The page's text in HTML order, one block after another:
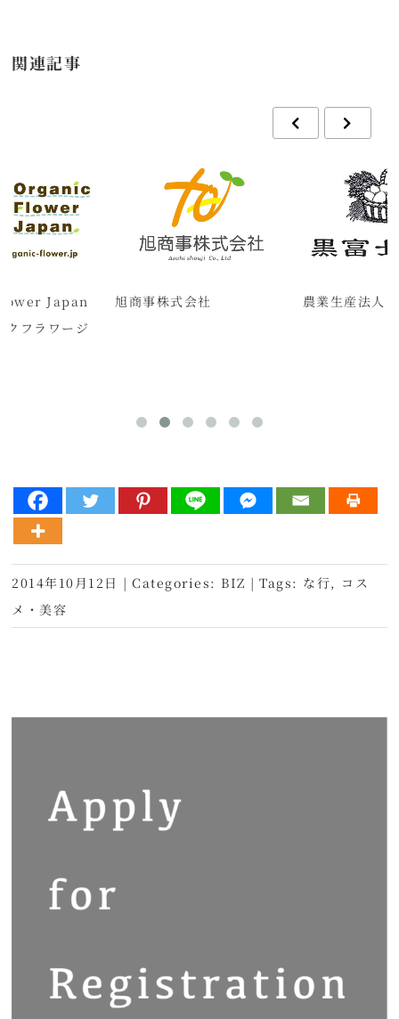
関連記事
Japan
フラワージ
旭商事株式会社 農業生産法人
2014年10月12日 | Categories: BIZ | Tags: な行, コス
メ・美容